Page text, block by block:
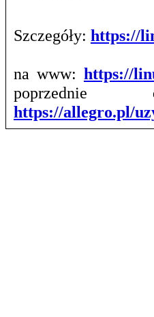
Szczegóły: https://
na www: https://
https://allegro.pl/